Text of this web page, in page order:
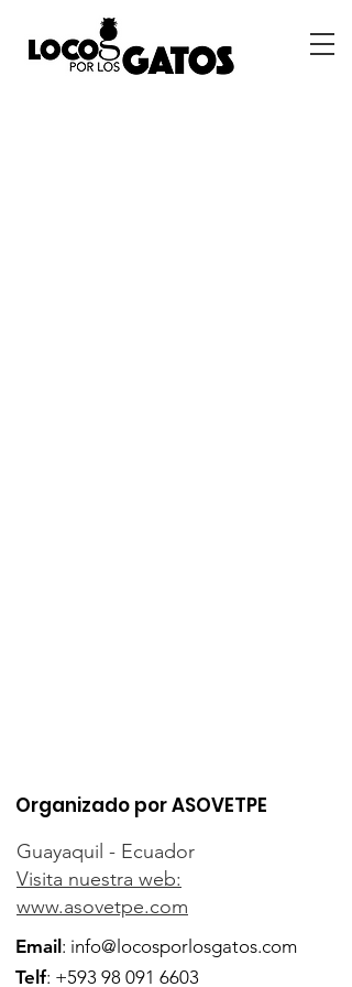
Organizado por ASOVETPE
Guayaquil - Ecuador
Visita nuestra web:
www.asovetpe.com
Email : info@locosporlosgatos.com
Telf: +593 98 091 6603